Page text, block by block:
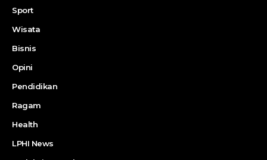
Sport
Wisata
Bisnis
Opini
Pendidikan
Ragam
Health
LPHI News